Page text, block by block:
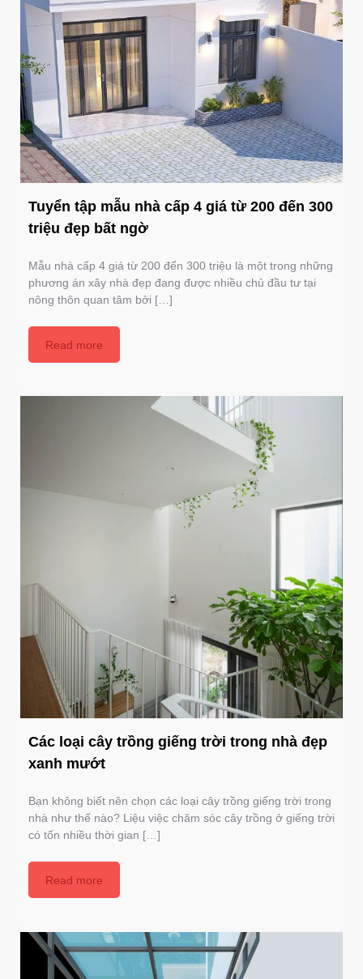
Tuyển tập mẫu nhà cấp 4 giá từ 200 đến 300
triệu đẹp bất ngờ
Mẫu nhà cấp 4 giá từ 200 đến 300 triệu là một trong những
phương án xây nhà đẹp đang được nhiều chủ đầu tư tại
nông thôn quan tâm bởi […]
Read more
Các loại cây trồng giếng trời trong nhà đẹp
xanh mướt
Bạn không biết nên chọn các loại cây trồng giếng trời trong
nhà như thế nào? Liệu việc chăm sóc cây trồng ở giếng trời
có tốn nhiều thời gian […]
Read more